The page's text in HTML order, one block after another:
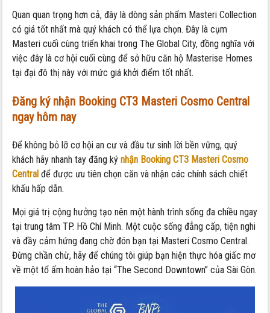
Quan quan trọng hơn cả, đây là dòng sản phẩm Masteri Collection
có giá tốt nhất mà quý khách có thể lựa chọn. Đây là cụm
Masteri cuối cùng triển khai trong The Global City, đồng nghĩa với
việc đây là cơ hội cuối cùng để sở hữu căn hộ Masterise Homes
tại đại đô thị này với mức giá khởi điểm tốt nhất.
Đăng ký nhận Booking CT3 Masteri Cosmo Central
ngay hôm nay
Để không bỏ lỡ cơ hội an cư và đầu tư sinh lời bền vững, quý
khách hãy nhanh tay đăng kýnhận Booking CT3 Masteri Cosmo
Central để được ưu tiên chọn căn và nhận các chính sách chiết
khấu hấp dẫn.
Mọi giá trị cộng hưởng tạo nên một hành trình sống đa chiều ngay
tại trung tâm TP. Hồ Chí Minh. Một cuộc sống đẳng cấp, tiện nghi
và đầy cảm hứng đang chờ đón bạn tại Masteri Cosmo Central.
Đừng chần chừ, hãy để chúng tôi giúp bạn hiện thực hóa giấc mơ
về một tổ ấm hoàn hảo tại “The Second Downtown” của Sài Gòn.